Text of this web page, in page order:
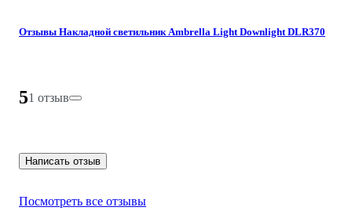
Отзывы Накладной светильник Ambrella Light Downlight DLR370
51 отзыв
Написать отзыв
Посмотреть все отзывы